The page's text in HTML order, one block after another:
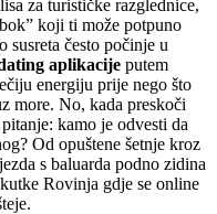
za turističke razglednice,
koji ti može potpuno
susreta često počinje u
aplikacije putem
energiju prije nego što
more. No, kada preskoči
kamo je odvesti da
Od opuštene šetnje kroz
s baluarda podno zidina
Rovinja gdje se online